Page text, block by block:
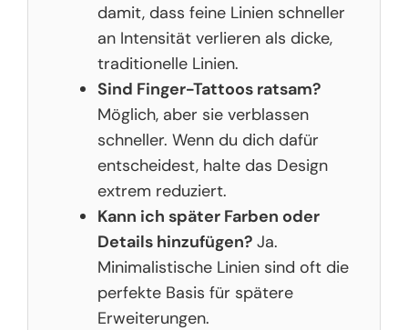
damit, dass feine Linien schneller
an Intensität verlieren als dicke,
traditionelle Linien.
Sind Finger-Tattoos ratsam?
Möglich, aber sie verblassen
schneller. Wenn du dich dafür
entscheidest, halte das Design
extrem reduziert.
Kann ich später Farben oder
Details hinzufügen? Ja.
Minimalistische Linien sind oft die
perfekte Basis für spätere
Erweiterungen.